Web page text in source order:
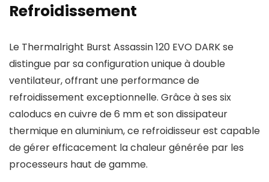
Refroidissement
Le Thermalright Burst Assassin 120 EVO DARK se
distingue par sa configuration unique à double
ventilateur, offrant une performance de
refroidissement exceptionnelle. Grâce à ses six
caloducs en cuivre de 6 mm et son dissipateur
thermique en aluminium, ce refroidisseur est capable
de gérer efficacement la chaleur générée par les
processeurs haut de gamme.